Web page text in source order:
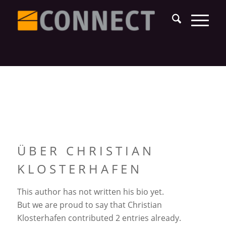
ÜBER CHRISTIAN
KLOSTERHAFEN
This author has not written his bio yet.
But we are proud to say that Christian
Klosterhafen contributed 2 entries already.